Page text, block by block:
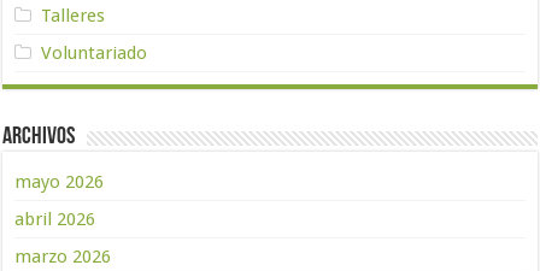
Talleres
Voluntariado
Archivos
mayo 2026
abril 2026
marzo 2026